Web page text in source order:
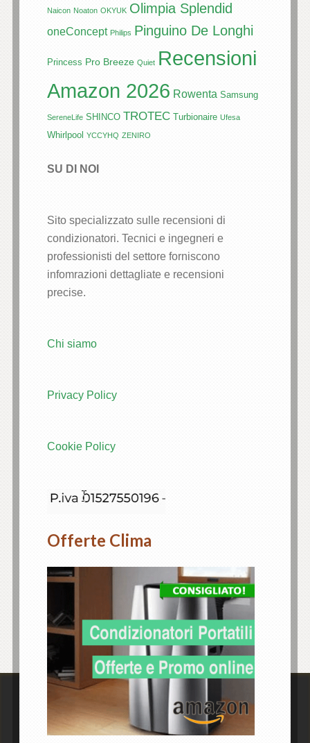
Naicon Noaton OKYUK Olimpia Splendid
oneConcept Philips Pinguino De Longhi
Princess Pro Breeze Quiet Recensioni
Amazon 2026 Rowenta Samsung
SereneLife SHINCO TROTEC Turbionaire Ufesa
Whirlpool YCCYHQ ZENIRO
SU DI NOI
Sito specializzato sulle recensioni di
condizionatori. Tecnici e ingegneri e
professionisti del settore forniscono
infomrazioni dettagliate e recensioni
precise.
Chi siamo
Privacy Policy
Cookie Policy
Offerte Clima